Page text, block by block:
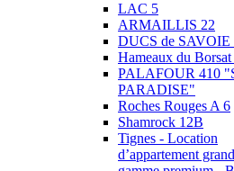
LAC 5
ARMAILLIS 22
DUCS de SAVOIE
Hameaux du
PALAFOUR 410
PARADISE"
Roches Rouges A 6
Shamrock 12B
Tignes - Location
d’appartement